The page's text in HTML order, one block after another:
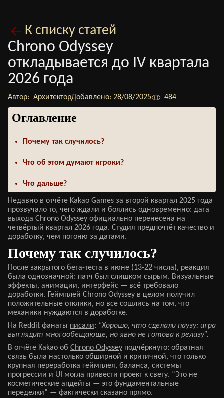
К списку статей
Chrono Odyssey
откладывается до IV квартала
2026 года
Автор: АрхитекторДобавлено: 28/08/2025 484
Оглавление
Почему так случилось?
Что об этом думают игроки?
Что дальше?
Недавно в отчёте Kakao Games за второй квартал 2025 года
прозвучало то, чего ждали и боялись одновременно: дата
выхода Chrono Odyssey официально перенесена на
четвёртый квартал 2026 года. Cтудия предпочтёт качество и
доработку, чем погоню за датами.
Почему так случилось?
После закрытого бета-теста в июне (13-22 числа), реакция
была однозначной: патч был слишком сырым. Визуальные
эффекты, анимации, интерфейс — всё требовало
доработки. Геймплей Chrono Odyssey в целом получил
положительные отклики, но все сошлись на том, что
механики нуждаются в доработке.
На Reddit фанаты писали: “Хорошо, что сделали паузу: игра
выглядит многообещающе, но явно не готова к релизу”.
В отчёте Kakao об Chrono Odyssey подчёркнуто: обратная
связь была настолько обширной и критичной, что только
крупная переработка геймплея, баланса, системы
прогрессии и UI могла привести проект к свету. “Это не
косметические апдейты — это фундаментальные
переделки” — фактически сказано прямо.